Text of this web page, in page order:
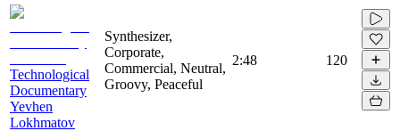
Technological
Documentary
Yevhen
Lokhmatov
Synthesizer,
Corporate,
Commercial, Neutral,
Groovy, Peaceful
2:48 120